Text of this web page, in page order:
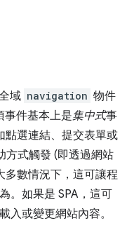
域 navigation 物件
事件基本上是集中式事
點選連結、提交表單或
方式觸發 (即透過網站
多數情況下，這可讓程
。如果是 SPA，這可
入或變更網站內容。